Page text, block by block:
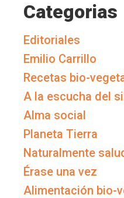
Categorias
Editoriales
Emilio Carrillo
Recetas bio-
A la escucha del
Alma social
Planeta Tierra
Naturalmente
Érase una vez
Alimentación bio-